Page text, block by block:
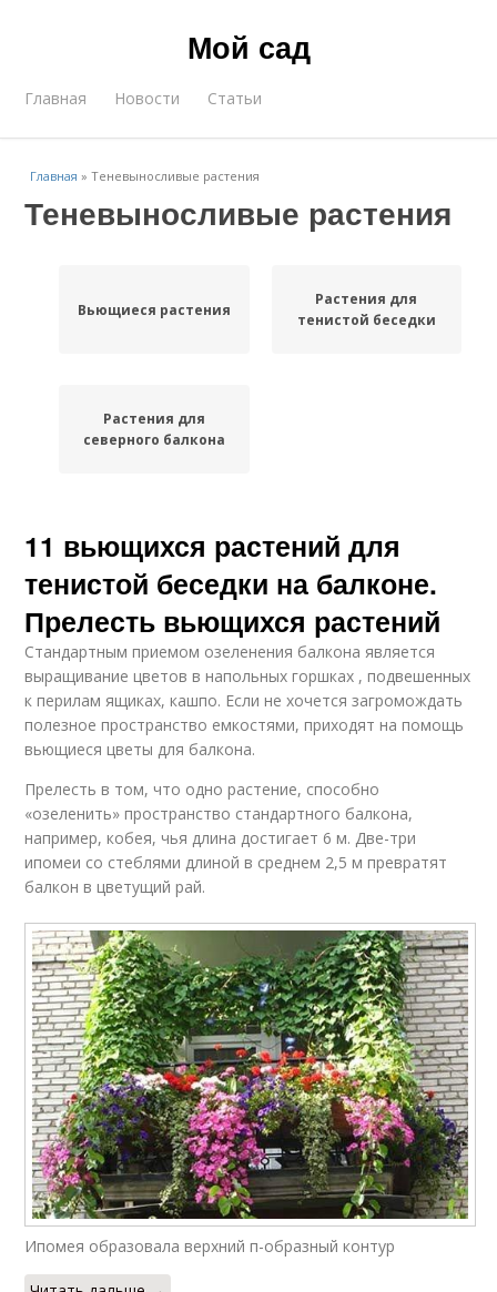
Мой сад
Главная Новости Статьи
Главная »Теневыносливые растения
Теневыносливые растения
Вьющиеся растения
Растения для
тенистой беседки
Растения для
северного балкона
11 вьющихся растений для
тенистой беседки на балконе.
Прелесть вьющихся растений
Стандартным приемом озеленения балкона является
выращивание цветов в напольных горшках , подвешенных
к перилам ящиках, кашпо. Если не хочется загромождать
полезное пространство емкостями, приходят на помощь
вьющиеся цветы для балкона.
Прелесть в том, что одно растение, способно
«озеленить» пространство стандартного балкона,
например, кобея, чья длина достигает 6 м. Две-три
ипомеи со стеблями длиной в среднем 2,5 м превратят
балкон в цветущий рай.
Ипомея образовала верхний п-образный контур